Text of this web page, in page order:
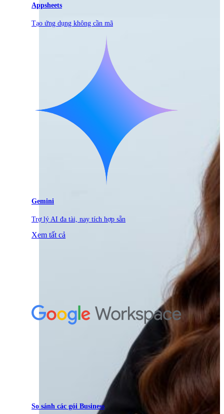
Appsheets
Tạo ứng dụng không cần mã
Gemini
Trợ lý AI đa tài, nay tích hợp sẵn
Xem tất cả
So sánh các gói Business